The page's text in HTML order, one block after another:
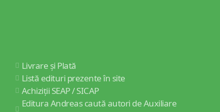
Livrare și Plată
Listă edituri prezente în site
Achiziții SEAP / SICAP
Editura Andreas caută autori de Auxiliare